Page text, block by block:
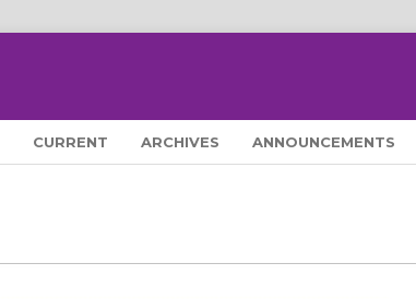
CURRENT ARCHIVES ANNOUNCEMENTS